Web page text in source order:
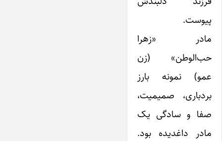
پیوست.
مادر «زهرا
حب‌الوطن» (زن
عمو) نمونه بارز
بردباری، صمیمیت،
صفا و سادگی یک
مادر داغدیده بود.